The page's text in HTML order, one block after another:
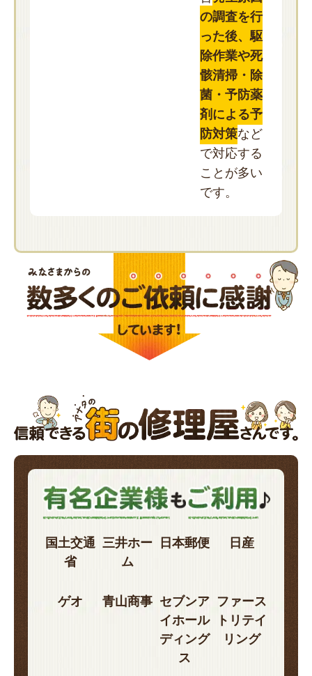
の調査を行
った後、駆
除作業や死
骸清掃・除
菌・予防薬
剤による予
防対策など
で対応する
ことが多い
です。
国土交通
省
三井ホー
ム
日本郵便 日産
ゲオ 青山商事 セブンア
イホール
ディング
ス
ファース
トリテイ
リング